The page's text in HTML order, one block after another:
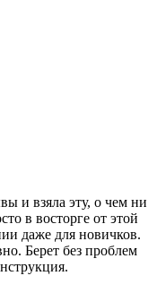
и взяла эту, о чем ни
в восторге от этой
даже для новичков.
Берет без проблем